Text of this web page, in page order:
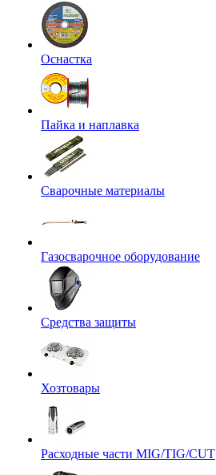
Оснастка
Пайка и наплавка
Сварочные материалы
Газосварочное оборудование
Средства защиты
Хозтовары
Расходные части MIG/TIG/CUT